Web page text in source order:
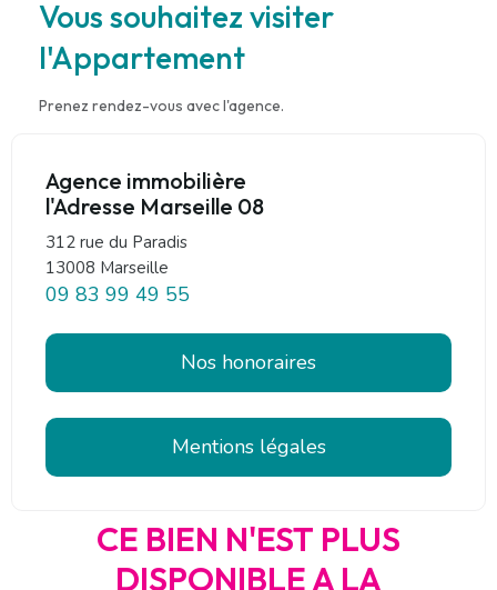
Vous souhaitez visiter
l'Appartement
Prenez rendez-vous avec l'agence.
Agence immobilière
l'Adresse Marseille 08
312 rue du Paradis
13008 Marseille
09 83 99 49 55
Nos honoraires
Mentions légales
CE BIEN N'EST PLUS
DISPONIBLE A LA